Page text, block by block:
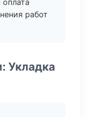
работ
Укладка